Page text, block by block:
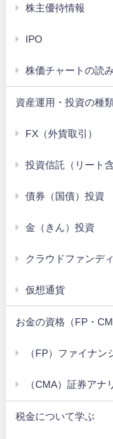
株主優待情報
IPO
株価チャートの読
資産運用・投資の種
FX（外貨取引）
投資信託（リート含
債券（国債）投資
金（きん）投資
クラウドファンデ
仮想通貨
お金の資格（FP・
（FP）ファイナン
（CMA）証券アナ
税金について学ぶ